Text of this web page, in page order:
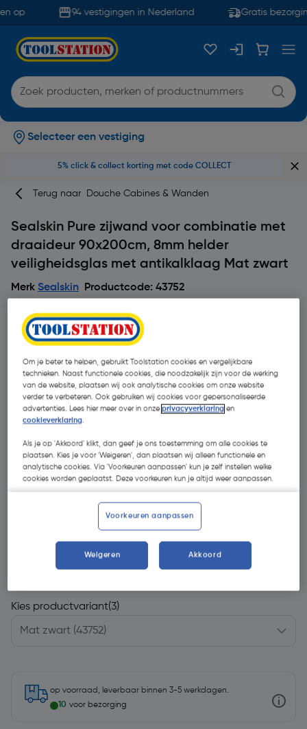
op 94 vestigingen in Nederland Gratis
Selecteer een vestiging
5% click & collect korting met code COLLECT
Terug naar Douche Cabines & Wanden
Sealskin Pure zijwand voor combinatie met
draaideur 90x200cm, 8mm helder
veiligheidsglas met antikalklaag Mat zwart
Merk Sealskin Productcode: 43752
€ 299,00| Excl. btw € 247,11
Kies productvariant(3)
op voorraad, leverbaar binnen 3-5 werkdagen.
10 voor bezorging
Om je beter te helpen, gebruikt Toolstation cookies en vergelijkbare
technieken. Naast functionele cookies, die noodzakelijk zijn voor de werking
van de website, plaatsen wij ook analytische cookies om onze website
verder te verbeteren. Ook gebruiken wij cookies voor gepersonaliseerde
advertenties. Lees hier meer over in onzeprivacyverklaring en
cookieverklaring.
Als je op 'Akkoord' klikt, dan geef je ons toestemming om alle cookies te
plaatsen. Kies je voor 'Weigeren', dan plaatsen wij alleen functionele en
analytische cookies. Via 'Voorkeuren aanpassen' kun je zelf instellen welke
cookies worden geplaatst. Deze voorkeuren kun je altijd weer aanpassen.
Voorkeuren aanpassen
Weigeren Akkoord